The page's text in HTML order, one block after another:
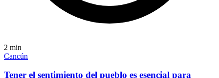
2 min
Cancún
Tener el sentimiento del pueblo es esencial para